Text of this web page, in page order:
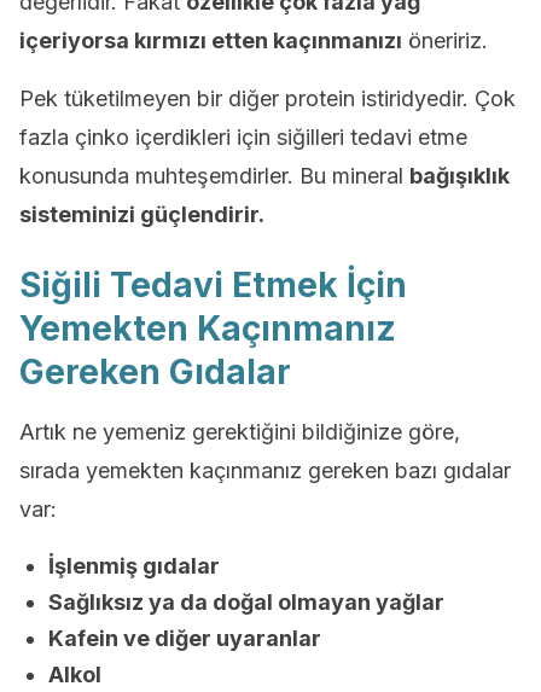
içeriyorsa kırmızı etten kaçınmanızı öneririz.
Pek tüketilmeyen bir diğer protein istiridyedir. Çok
fazla çinko içerdikleri için siğilleri tedavi etme
konusunda muhteşemdirler. Bu mineral bağışıklık
sisteminizi güçlendirir.
Siğili Tedavi Etmek İçin
Yemekten Kaçınmanız
Gereken Gıdalar
Artık ne yemeniz gerektiğini bildiğinize göre,
sırada yemekten kaçınmanız gereken bazı gıdalar
var:
İşlenmiş gıdalar
Sağlıksız ya da doğal olmayan yağlar
Kafein ve diğer uyaranlar
Alkol